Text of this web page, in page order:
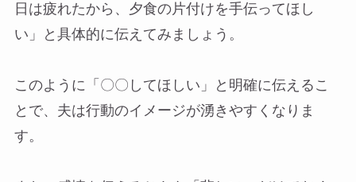
日は疲れたから、夕食の片付けを手伝ってほし
い」と具体的に伝えてみましょう。
このように「〇〇してほしい」と明確に伝えるこ
とで、夫は行動のイメージが湧きやすくなりま
す。